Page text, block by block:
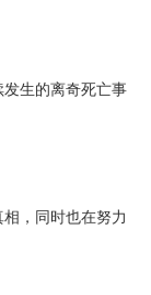
生的离奇死亡事
，同时也在努力